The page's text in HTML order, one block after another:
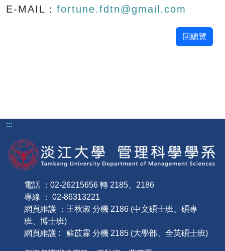
E-MAIL： fortune.fdtn@gmail.com
回總覽
:::
電話 ：02-26215656 轉 2185、2186
專線 ： 02-86313221
網頁維護 ：王秋淑 分機 2186 (中文碩士班、碩專
班、博士班)
網頁維護 : 蘇苡霖 分機 2185 (大學部、全英碩士班)